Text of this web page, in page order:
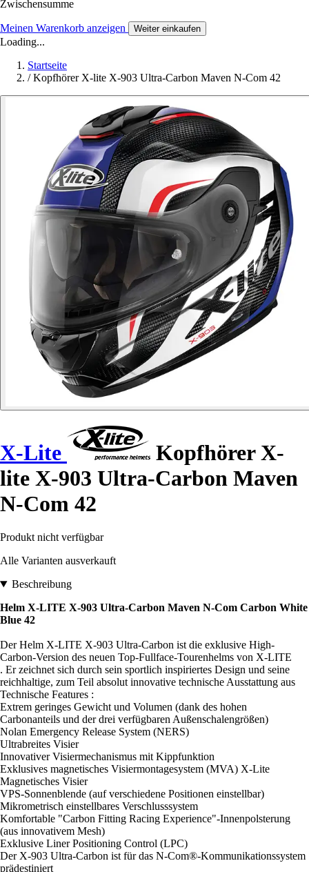
Zwischensumme
Meinen Warenkorb anzeigen Weiter einkaufen
Loading...
Startseite
/ Kopfhörer X-lite X-903 Ultra-Carbon Maven N-Com 42
X-Lite
Kopfhörer X-
lite X-903 Ultra-Carbon Maven
N-Com 42
Produkt nicht verfügbar
Alle Varianten ausverkauft
Beschreibung
Helm X-LITE X-903 Ultra-Carbon Maven N-Com Carbon White
Blue 42
Der Helm X-LITE X-903 Ultra-Carbon ist die exklusive High-
Carbon-Version des neuen Top-Fullface-Tourenhelms von X-LITE
. Er zeichnet sich durch sein sportlich inspiriertes Design und seine
reichhaltige, zum Teil absolut innovative technische Ausstattung aus
Technische Features :
Extrem geringes Gewicht und Volumen (dank des hohen
Carbonanteils und der drei verfügbaren Außenschalengrößen)
Nolan Emergency Release System (NERS)
Ultrabreites Visier
Innovativer Visiermechanismus mit Kippfunktion
Exklusives magnetisches Visiermontagesystem (MVA) X-Lite
Magnetisches Visier
VPS-Sonnenblende (auf verschiedene Positionen einstellbar)
Mikrometrisch einstellbares Verschlusssystem
Komfortable "Carbon Fitting Racing Experience"-Innenpolsterung
(aus innovativem Mesh)
Exklusive Liner Positioning Control (LPC)
Der X-903 Ultra-Carbon ist für das N-Com®-Kommunikationssystem
prädestiniert